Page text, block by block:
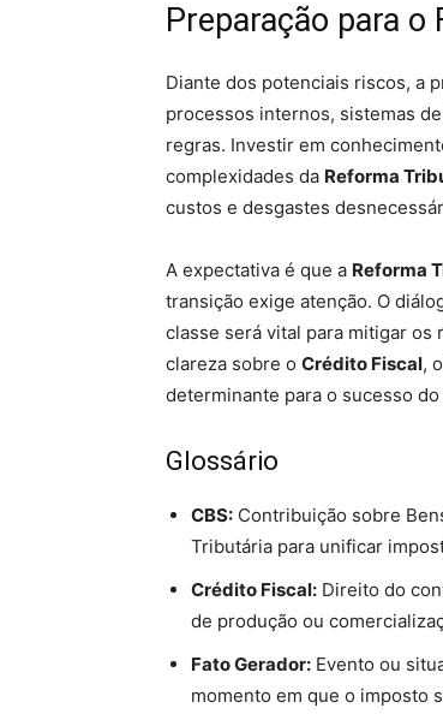
Preparação para
Diante dos potenciais riscos, a
processos internos, sistemas
regras. Investir em
complexidades da Reforma
custos e desgastes
A expectativa é que a Reforma
transição exige atenção. O
classe será vital para mitigar
clareza sobre o Crédito Fiscal, o
determinante para o sucesso
Glossário
CBS: Contribuição sobre
Tributária para unificar
Crédito Fiscal: Direito do
de produção ou
Fato Gerador: Evento ou
momento em que o imposto